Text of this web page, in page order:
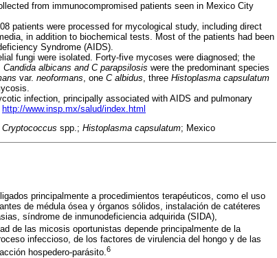
from immunocompromised patients seen in Mexico City
patients were processed for mycological study, including direct
in addition to biochemical tests. Most of the patients had been
Syndrome (AIDS).
fungi were isolated. Forty-five mycoses were diagnosed; the
Candida albicans and C parapsilosis were the predominant species
var. neoformans, one C albidus, three Histoplasma capsulatum
infection, principally associated with AIDS and pulmonary
http://www.insp.mx/salud/index.html
Cryptococcus spp.; Histoplasma capsulatum; Mexico
principalmente a procedimientos terapéuticos, como el uso
de médula ósea y órganos sólidos, instalación de catéteres
síndrome de inmunodeficiencia adquirida (SIDA),
de las micosis oportunistas depende principalmente de la
infeccioso, de los factores de virulencia del hongo y de las
hospedero-parásito. 6